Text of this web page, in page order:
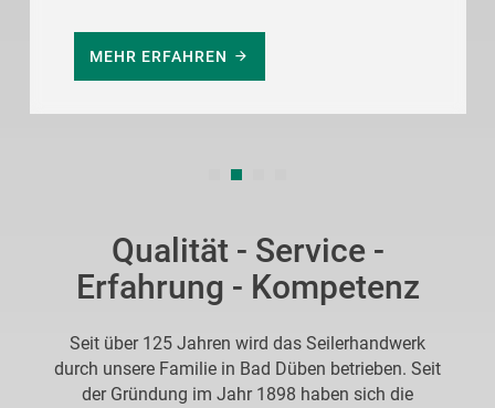
MEHR ERFAHREN
Qualität - Service -
Erfahrung - Kompetenz
Seit über 125 Jahren wird das Seilerhandwerk
durch unsere Familie in Bad Düben betrieben. Seit
der Gründung im Jahr 1898 haben sich die